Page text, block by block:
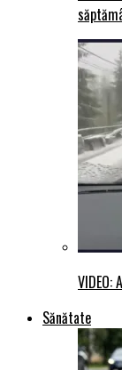
VIDEO:
Sănătate